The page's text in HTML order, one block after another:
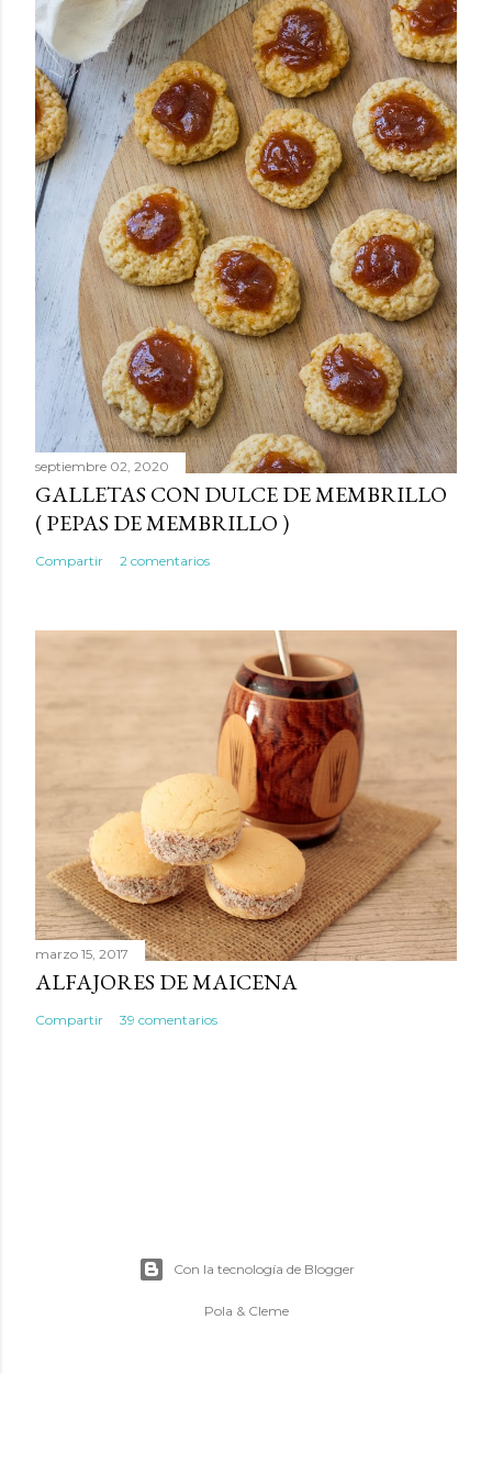
septiembre 02, 2020
GALLETAS CON DULCE DE MEMBRILLO
( PEPAS DE MEMBRILLO )
Compartir 2 comentarios
marzo 15, 2017
ALFAJORES DE MAICENA
Compartir 39 comentarios
Con la tecnología de Blogger
Pola & Cleme